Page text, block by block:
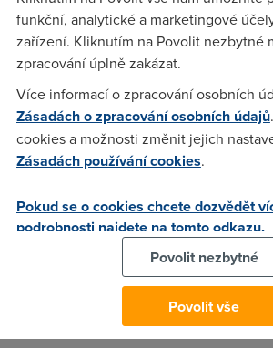
802.11b a WEP 128. Diky
My je pouzivame a v pohode. Valime na
AP 700 to je des, vetsinou, tak z 10 jich
Na tenhle ucel ti to bohate staci...
funkční, analytické a marketingové
zařízení. Kliknutím na Povolit nezbytné
zpracování úplně zakázat.
Více informací o zpracování osobních
Zásadách o zpracování osobních údajů
cookies a možnosti změnit jejich
Zásadách používání cookies.
Pokud se o cookies chcete dozvědět
podrobnosti najdete na tomto odkazu.
Povolit nezbytné
Povolit vše